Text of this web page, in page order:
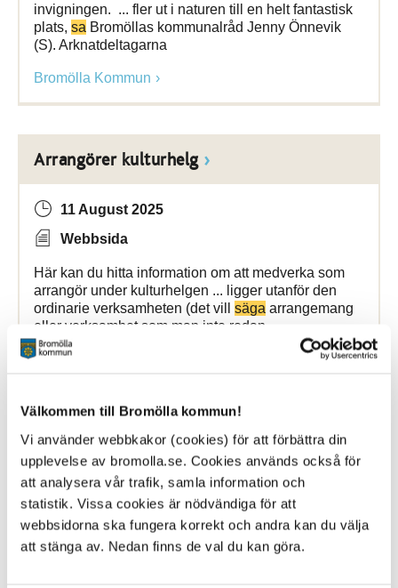
Välkommen till Bromölla kommun!
Vi använder webbkakor (cookies) för att förbättra din
upplevelse av bromolla.se. Cookies används också för
att analysera vår trafik, samla information och
statistik. Vissa cookies är nödvändiga för att
webbsidorna ska fungera korrekt och andra kan du välja
att stänga av. Nedan finns de val du kan göra.
invigningen. ... fler ut i naturen till en helt fantastisk
plats, sa Bromöllas kommunalråd Jenny Önnevik
(S). Arknatdeltagarna
Bromölla Kommun
Arrangörer kulturhelg
11 August 2025
Webbsida
Här kan du hitta information om att medverka som
arrangör under kulturhelgen ... ligger utanför den
ordinarie verksamheten (det vill säga arrangemang
eller verksamhet som man inte redan
Bromölla Kommun
Avgifter och hyror för vård och omsorg
4 March 2025
Webbsida
kommunal hälso- och sjukvårdspersonal, dwr vill